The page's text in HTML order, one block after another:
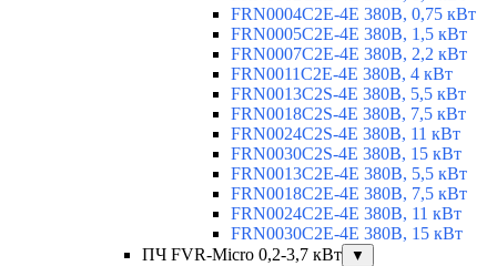
FRN0004C2E-4E 380В, 0,75 кВт
FRN0005C2E-4E 380В, 1,5 кВт
FRN0007C2E-4E 380В, 2,2 кВт
FRN0011C2E-4E 380В, 4 кВт
FRN0013C2S-4E 380В, 5,5 кВт
FRN0018C2S-4E 380В, 7,5 кВт
FRN0024C2S-4E 380В, 11 кВт
FRN0030C2S-4E 380В, 15 кВт
FRN0013C2E-4E 380В, 5,5 кВт
FRN0018C2E-4E 380В, 7,5 кВт
FRN0024C2E-4E 380В, 11 кВт
FRN0030C2E-4E 380В, 15 кВт
ПЧ FVR-Micro 0,2-3,7 кВт
▼